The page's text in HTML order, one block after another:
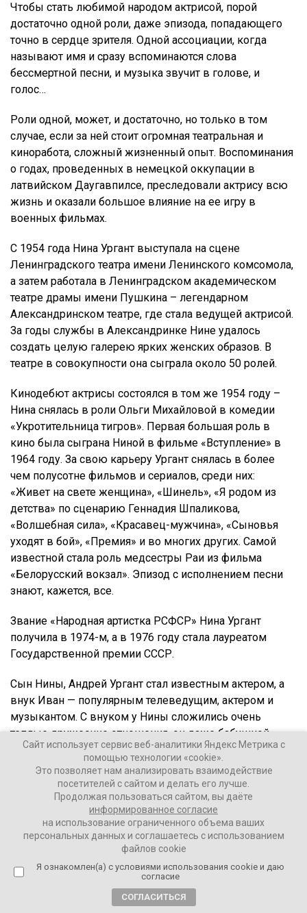
Чтобы стать любимой народом актрисой, порой
достаточно одной роли, даже эпизода, попадающего
точно в сердце зрителя. Одной ассоциации, когда
называют имя и сразу вспоминаются слова
бессмертной песни, и музыка звучит в голове, и
голос…
Роли одной, может, и достаточно, но только в том
случае, если за ней стоит огромная театральная и
киноработа, сложный жизненный опыт. Воспоминания
о годах, проведенных в немецкой оккупации в
латвийском Даугавпилсе, преследовали актрису всю
жизнь и оказали большое влияние на ее игру в
военных фильмах.
С 1954 года Нина Ургант выступала на сцене
Ленинградского театра имени Ленинского комсомола,
а затем работала в Ленинградском академическом
театре драмы имени Пушкина – легендарном
Александринском театре, где стала ведущей актрисой.
За годы службы в Александринке Нине удалось
создать целую галерею ярких женских образов. В
театре в совокупности она сыграла около 50 ролей.
Кинодебют актрисы состоялся в том же 1954 году –
Нина снялась в роли Ольги Михайловой в комедии
«Укротительница тигров». Первая большая роль в
кино была сыграна Ниной в фильме «Вступление» в
1964 году. За свою карьеру Ургант снялась в более
чем полусотне фильмов и сериалов, среди них:
«Живет на свете женщина», «Шинель», «Я родом из
детства» по сценарию Геннадия Шпаликова,
«Волшебная сила», «Красавец-мужчина», «Сыновья
уходят в бой», «Премия» и во многих других. Самой
известной стала роль медсестры Раи из фильма
«Белорусский вокзал». Эпизод с исполнением песни
знают, кажется, все.
Звание «Народная артистка РСФСР» Нина Ургант
получила в 1974-м, а в 1976 году стала лауреатом
Государственной премии СССР.
Сын Нины, Андрей Ургант стал известным актером, а
внук Иван — популярным телеведущим, актером и
музыкантом. С внуком у Нины сложились очень
теплые дружеские отношения, он даже бабушкой
называл ее только в далеком детстве.
В своем блоге Иван Ургант написал: «…Почему только
она меня выбрала? Не мужей своих, не подруг
немногочисленных, а именно меня. Ей почти 50, я
только родился… А она выбрала и начала любить.
Спектакли, театр, съемки, концерты, халтуры. «Ванята,
приезжай», – и я на двойке автобусе с Невского и к
ней. Сначала кормит, потом чай пьём, разговариваем. Я
Сайт использует сервис веб-аналитики Яндекс Метрика с
помощью технологии «cookie».
Это позволяет нам анализировать взаимодействие
посетителей с сайтом и делать его лучше.
Продолжая пользоваться сайтом, вы даёте
информированное согласие
на использование ограниченного объема ваших
персональных данных и соглашаетесь с использованием
файлов cookie
Я ознакомлен(а) с условиями использования cookie и даю
согласие
СОГЛАСИТЬСЯ